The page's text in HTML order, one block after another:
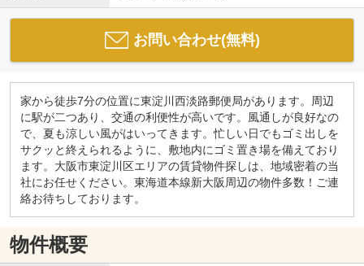
お問い合わせ(無料)
家から徒歩7分の位置に東淀川西淡路郵便局があります。周辺
に駅が二つあり、交通の利便性が高いです。風通しが良好なの
で、夏も涼しい風がはいってきます。忙しい日でもゴミ出しを
サクッと終えられるように、敷地内にゴミ置き場を備えており
ます。大阪市東淀川区エリアの賃貸物件探しは、地域密着の当
社にお任せください。東海道本線新大阪周辺の物件多数！ご連
絡お待ちしております。
物件概要